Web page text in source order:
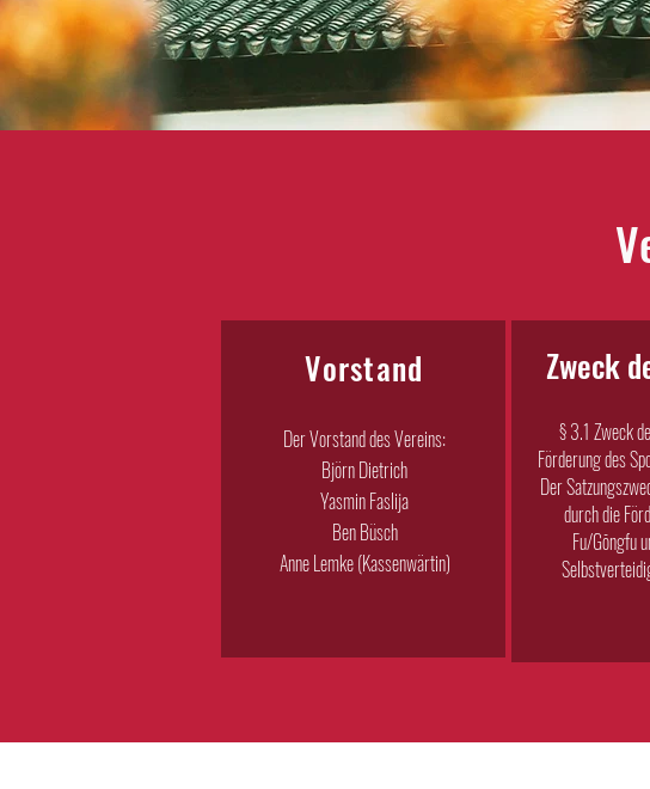
Vorstand
Der Vorstand des Vereins:
Björn Dietrich
Yasmin Faslija
Ben Büsch
Anne Lemke (Kassenwärtin)
Zweck
§ 3.1 Zweck
Förderung des
Der
durch die
Fu/Gōngfu